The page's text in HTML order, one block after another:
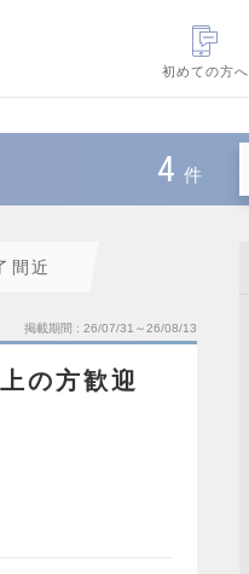
初めての方へ
4 件
間近
掲載期間 26/07/31～26/08/13
の方歓迎